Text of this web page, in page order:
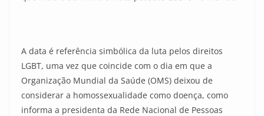
A data é referência simbólica da luta pelos direitos
LGBT, uma vez que coincide com o dia em que a
Organização Mundial da Saúde (OMS) deixou de
considerar a homossexualidade como doença, como
informa a presidenta da Rede Nacional de Pessoas